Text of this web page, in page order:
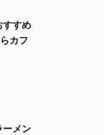
すすめ
カフ
ーメン